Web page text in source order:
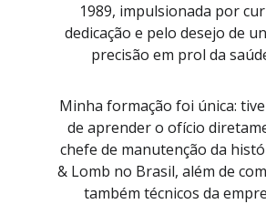
1989, impulsionada por
dedicação e pelo desejo de
precisão em prol da
Minha formação foi única:
de aprender o ofício
chefe de manutenção da
& Lomb no Brasil, além de
também técnicos da